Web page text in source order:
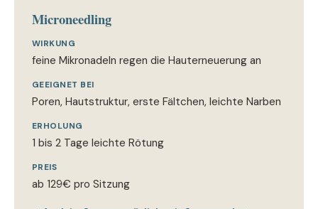
Microneedling
WIRKUNG
feine Mikronadeln regen die Hauterneuerung an
GEEIGNET BEI
Poren, Hautstruktur, erste Fältchen, leichte Narben
ERHOLUNG
1 bis 2 Tage leichte Rötung
PREIS
ab 129€ pro Sitzung